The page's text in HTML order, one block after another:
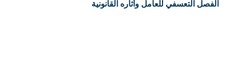
الفصل التعسفي للعامل وأثاره القانونية